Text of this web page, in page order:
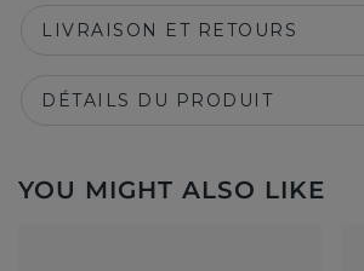
LIVRAISON ET RETOURS
DÉTAILS DU PRODUIT
YOU MIGHT ALSO LIKE